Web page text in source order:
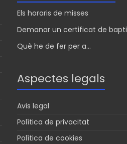
Els horaris de misses
Demanar un certificat de
Què he de fer per a...
Aspectes legals
Avis legal
Política de privacitat
Política de cookies